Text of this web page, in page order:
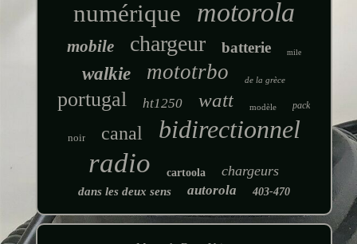
numérique motorola
mobile chargeur batterie mile
walkie mototrbo de la grèce
portugal ht1250 watt modèle pack
noir canal bidirectionnel
radio cartoola chargeurs
dans les deux sens autorola 403-470